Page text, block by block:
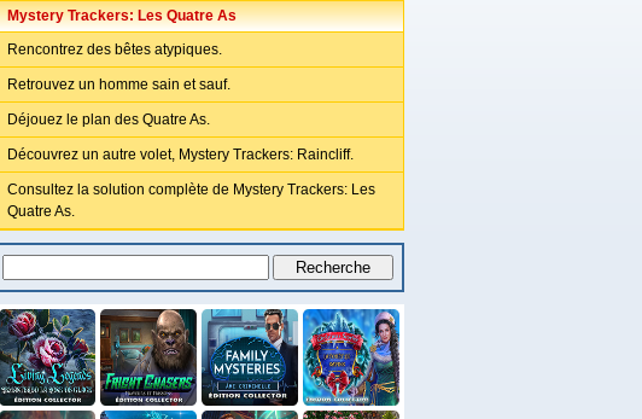
Mystery Trackers: Les Quatre As
Rencontrez des bêtes atypiques.
Retrouvez un homme sain et sauf.
Déjouez le plan des Quatre As.
Découvrez un autre volet, Mystery Trackers: Raincliff.
Consultez la solution complète de Mystery Trackers: Les
Quatre As.